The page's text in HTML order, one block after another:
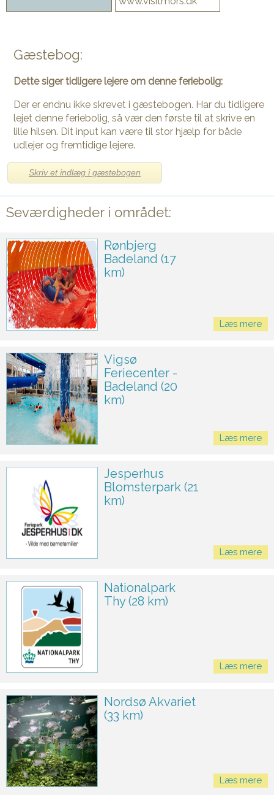
Gæstebog:
Dette siger tidligere lejere om denne feriebolig:
Der er endnu ikke skrevet i gæstebogen. Har du tidligere
lejet denne feriebolig, så vær den første til at skrive en
lille hilsen. Dit input kan være til stor hjælp for både
udlejer og fremtidige lejere.
Skriv et indlæg i gæstebogen
Seværdigheder i området:
Rønbjerg
Badeland (17
km)
Læs mere
Vigsø
Feriecenter -
Badeland (20
km)
Læs mere
Jesperhus
Blomsterpark (21
km)
Læs mere
Nationalpark
Thy (28 km)
Læs mere
Nordsø Akvariet
(33 km)
Læs mere